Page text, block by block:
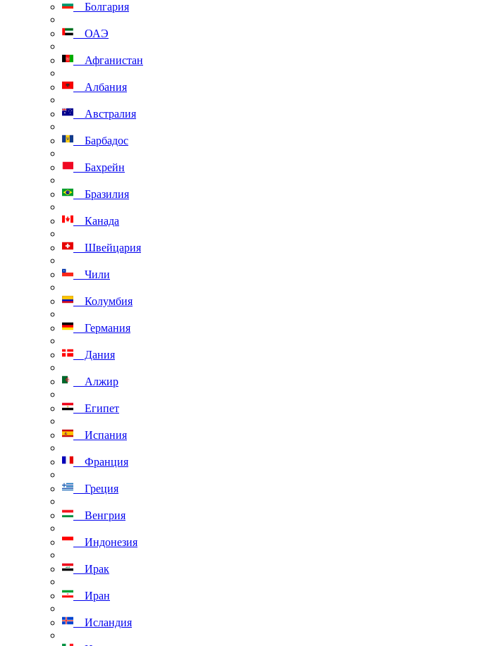
Болгария
ОАЭ
Афганистан
Албания
Австралия
Барбадос
Бахрейн
Бразилия
Канада
Швейцария
Чили
Колумбия
Германия
Дания
Алжир
Египет
Испания
Франция
Греция
Венгрия
Индонезия
Ирак
Иран
Исландия